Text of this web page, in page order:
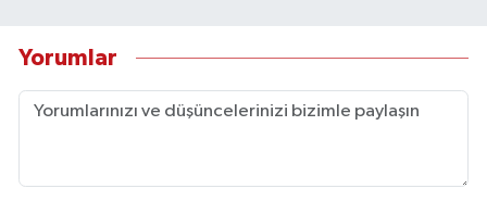
Yorumlar